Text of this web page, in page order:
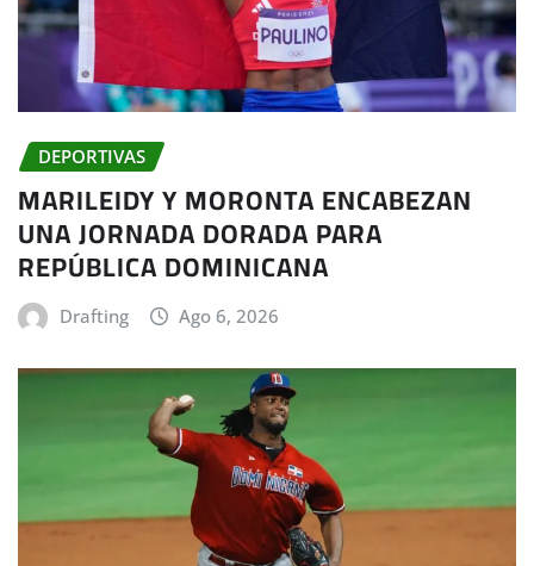
DEPORTIVAS
MARILEIDY Y MORONTA ENCABEZAN
UNA JORNADA DORADA PARA
REPÚBLICA DOMINICANA
Drafting Ago 6, 2026